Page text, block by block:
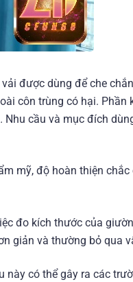
được dùng để che
côn trùng có hại. Phần
cầu và mục đích
mỹ, độ hoàn thiện chắc
đo kích thước của
giản và thường bỏ qua
này có thể gây ra các